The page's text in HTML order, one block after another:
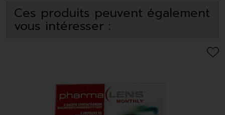
Ces produits peuvent également
vous intéresser :